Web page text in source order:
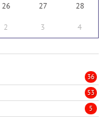
26 27 28
2 3 4
36
53
5